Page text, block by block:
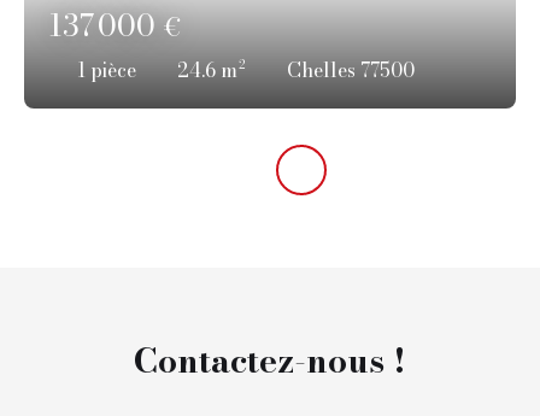
137 000€
1 pièce 24.6 m² Chelles 77500
Contactez-nous !